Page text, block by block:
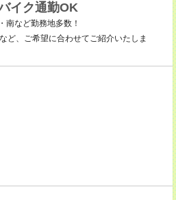
イク通勤OK
南など勤務地多数！
、ご希望に合わせてご紹介いたしま